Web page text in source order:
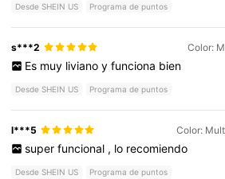
Desde SHEIN US Programa de puntos
s***2 Color:
Es muy liviano y funciona bien
Desde SHEIN US Programa de puntos
l***5 Color:
super funcional , lo recomiendo
Desde SHEIN US Programa de puntos